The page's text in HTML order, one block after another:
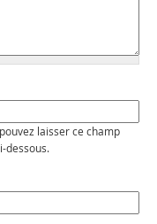
pouvez laisser ce champ
dessous.